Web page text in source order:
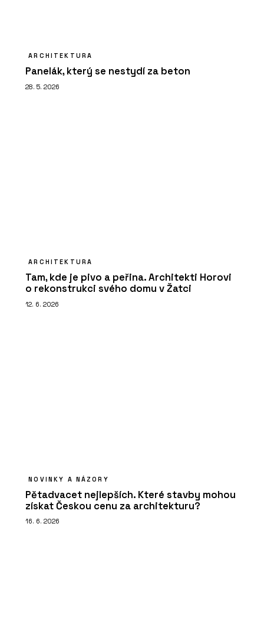
ARCHITEKTURA
Panelák, který se nestydí za beton
28. 5. 2026
ARCHITEKTURA
Tam, kde je pivo a peřina. Architekti Horovi
o rekonstrukci svého domu v Žatci
12. 6. 2026
NOVINKY A NÁZORY
Pětadvacet nejlepších. Které stavby mohou
získat Českou cenu za architekturu?
16. 6. 2026